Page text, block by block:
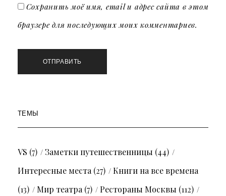
Сохранить моё имя, email и адрес сайта в этом
браузере для последующих моих комментариев.
ТЕМЫ
VS (7) Заметки путешественницы (44)
Интересные места(27)
Книги на все времена
(13)
Мир театра(7) Рестораны Москвы (112)